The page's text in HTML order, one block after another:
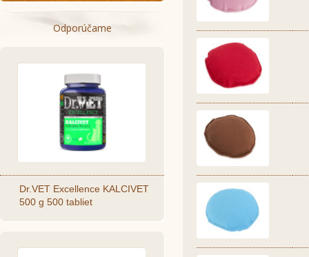
Odporúčame
Dr.VET Excellence KALCIVET
500 g 500 tabliet